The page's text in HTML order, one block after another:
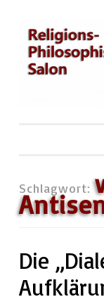
Zum
Inhalt
springen
Schlagwort:
Die